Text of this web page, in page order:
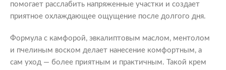
помогает расслабить напряженные участки и создает
приятное охлаждающее ощущение после долгого дня.
Формула с камфорой, эвкалиптовым маслом, ментолом
и пчелиным воском делает нанесение комфортным, а
сам уход — более приятным и практичным. Такой крем